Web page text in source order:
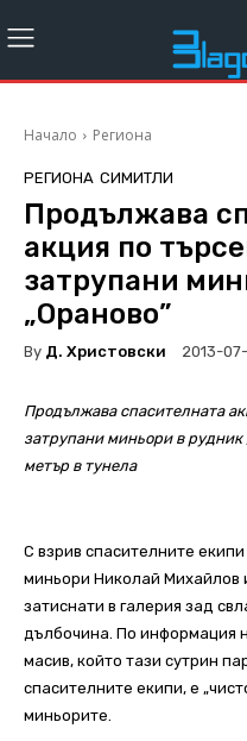
Начало Региона
РЕГИОНА СИМИТЛИ
Продължава
акция по
затрупани
„Ораново”
By Д. Христовски 2013-
Продължава спасителната
затрупани миньори в рудник
метър в тунела
С взрив спасителните
миньори Николай Михайлов
затиснати в галерия зад
дълбочина. По информация
масив, който тази сутрин
спасителните екипи, е
миньорите.